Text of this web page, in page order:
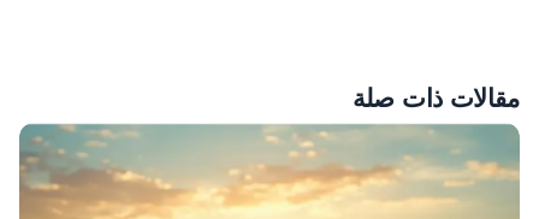
مقالات ذات صلة